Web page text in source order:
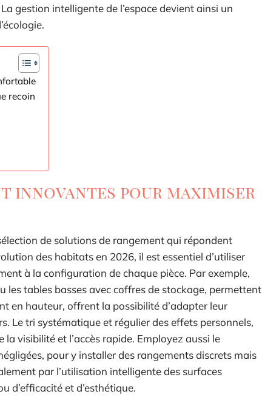
gestion intelligente de l’espace devient ainsi un
recoin
innovantes pour maximiser
de solutions de rangement qui répondent
des habitats en 2026, il est essentiel d’utiliser
à la configuration de chaque pièce. Par exemple,
les tables basses avec coffres de stockage, permettent
en hauteur, offrent la possibilité d’adapter leur
Le tri systématique et régulier des effets personnels,
visibilité et l’accès rapide. Employez aussi le
pour y installer des rangements discrets mais
par l’utilisation intelligente des surfaces
d’efficacité et d’esthétique.